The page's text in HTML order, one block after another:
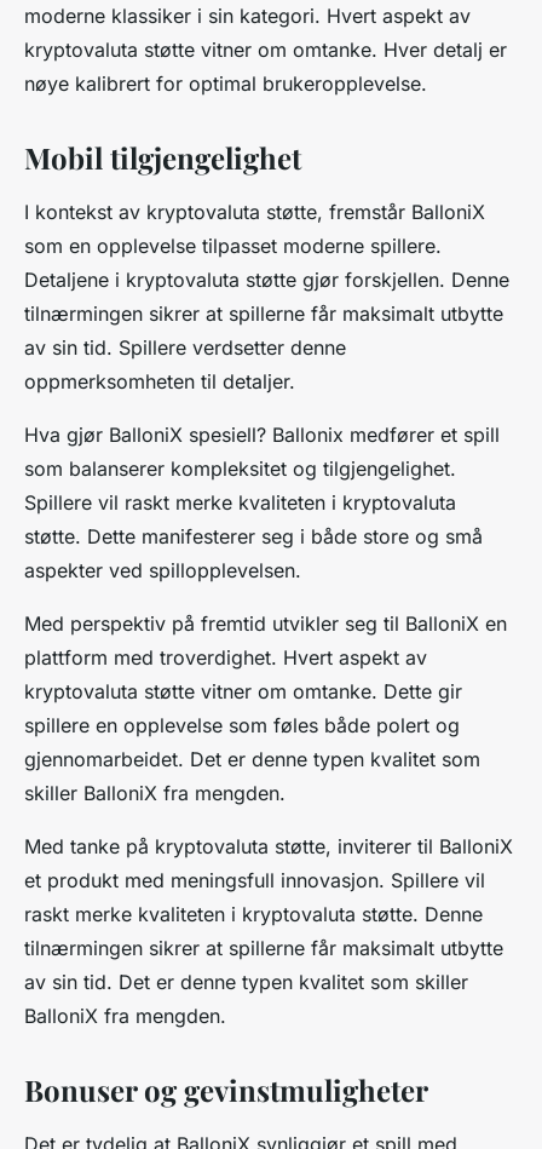
moderne klassiker i sin kategori. Hvert aspekt av
kryptovaluta støtte vitner om omtanke. Hver detalj er
nøye kalibrert for optimal brukeropplevelse.
Mobil tilgjengelighet
I kontekst av kryptovaluta støtte, fremstår BalloniX
som en opplevelse tilpasset moderne spillere.
Detaljene i kryptovaluta støtte gjør forskjellen. Denne
tilnærmingen sikrer at spillerne får maksimalt utbytte
av sin tid. Spillere verdsetter denne
oppmerksomheten til detaljer.
Hva gjør BalloniX spesiell? Ballonix medfører et spill
som balanserer kompleksitet og tilgjengelighet.
Spillere vil raskt merke kvaliteten i kryptovaluta
støtte. Dette manifesterer seg i både store og små
aspekter ved spillopplevelsen.
Med perspektiv på fremtid utvikler seg til BalloniX en
plattform med troverdighet. Hvert aspekt av
kryptovaluta støtte vitner om omtanke. Dette gir
spillere en opplevelse som føles både polert og
gjennomarbeidet. Det er denne typen kvalitet som
skiller BalloniX fra mengden.
Med tanke på kryptovaluta støtte, inviterer til BalloniX
et produkt med meningsfull innovasjon. Spillere vil
raskt merke kvaliteten i kryptovaluta støtte. Denne
tilnærmingen sikrer at spillerne får maksimalt utbytte
av sin tid. Det er denne typen kvalitet som skiller
BalloniX fra mengden.
Bonuser og gevinstmuligheter